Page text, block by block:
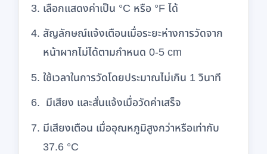
เลือกแสดงค่าเป็น °C หรือ °F ได้
สัญลักษณ์แจ้งเตือนเมื่อระยะห่างการวัดจาก
หน้าผากไม่ได้ตามกำหนด 0-5 cm
ใช้เวลาในการวัดโดยประมาณไม่เกิน 1 วินาที
มีเสียง และสั่นแจ้งเมื่อวัดค่าเสร็จ
มีเสียงเตือน เมื่ออุณหภูมิสูงกว่าหรือเท่ากับ
37.6 °C